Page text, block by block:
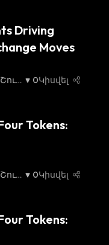
Driving
Moves
0Կիսվել
Tokens:
0Կիսվել
Tokens: